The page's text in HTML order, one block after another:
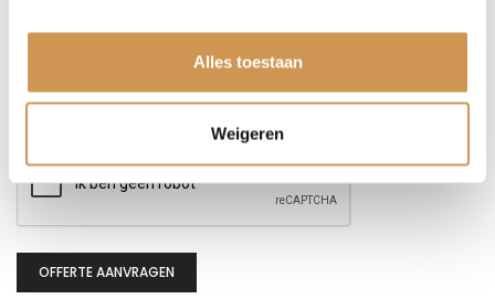
Alles toestaan
Weigeren
CAPTCHA
OFFERTE AANVRAGEN